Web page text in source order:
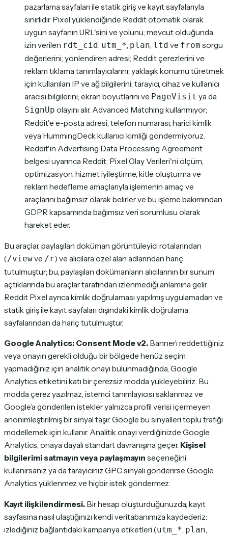
pazarlama sayfaları ile statik giriş ve kayıt sayfalarıyla
sınırlıdır. Pixel yüklendiğinde Reddit otomatik olarak
uygun sayfanın URL'sini ve yolunu; mevcut olduğunda
izin verilen rdt_cid, utm_*, plan, ltd ve from sorgu
değerlerini; yönlendiren adresi; Reddit çerezlerini ve
reklam tıklama tanımlayıcılarını; yaklaşık konumu türetmek
için kullanılan IP ve ağ bilgilerini; tarayıcı, cihaz ve kullanıcı
aracısı bilgilerini; ekran boyutlarını ve PageVisit ya da
SignUp olayını alır. Advanced Matching kullanmıyor;
Reddit'e e-posta adresi, telefon numarası, harici kimlik
veya HummingDeck kullanıcı kimliği göndermiyoruz.
Reddit'in Advertising Data Processing Agreement
belgesi uyarınca Reddit; Pixel Olay Verileri'ni ölçüm,
optimizasyon, hizmet iyileştirme, kitle oluşturma ve
reklam hedefleme amaçlarıyla işlemenin amaç ve
araçlarını bağımsız olarak belirler ve bu işleme bakımından
GDPR kapsamında bağımsız veri sorumlusu olarak
hareket eder.
Bu araçlar, paylaşılan doküman görüntüleyici rotalarından
(/viewve /r) ve alıcılara özel alan adlarından hariç
tutulmuştur; bu, paylaşılan dokümanların alıcılarının bir sunum
açtıklarında bu araçlar tarafından izlenmediği anlamına gelir.
Reddit Pixel ayrıca kimlik doğrulaması yapılmış uygulamadan ve
statik giriş ile kayıt sayfaları dışındaki kimlik doğrulama
sayfalarından da hariç tutulmuştur.
Google Analytics: Consent Mode v2. Banner’ı reddettiğiniz
veya onayın gerekli olduğu bir bölgede henüz seçim
yapmadığınız için analitik onayı bulunmadığında, Google
Analytics etiketini katı bir çerezsiz modda yükleyebiliriz. Bu
modda çerez yazılmaz, istemci tanımlayıcısı saklanmaz ve
Google’a gönderilen istekler yalnızca profil verisi içermeyen
anonimleştirilmiş bir sinyal taşır. Google bu sinyalleri toplu trafiği
modellemek için kullanır. Analitik onayı verdiğinizde Google
Analytics, onaya dayalı standart davranışına geçer. Kişisel
bilgilerimi satmayın veya paylaşmayın seçeneğini
kullanırsanız ya da tarayıcınız GPC sinyali gönderirse Google
Analytics yüklenmez ve hiçbir istek göndermez.
Kayıt ilişkilendirmesi. Bir hesap oluşturduğunuzda, kayıt
sayfasına nasıl ulaştığınızı kendi veritabanımıza kaydederiz:
izlediğiniz bağlantıdaki kampanya etiketleri (utm_* plan